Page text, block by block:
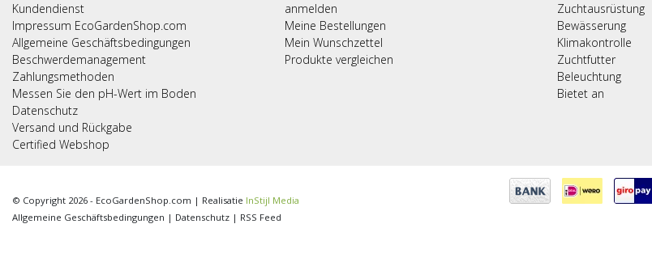
Kundendienst
Impressum EcoGardenShop.com
Allgemeine Geschäftsbedingungen
Beschwerdemanagement
Zahlungsmethoden
Messen Sie den pH-Wert im Boden
Datenschutz
Versand und Rückgabe
Certified Webshop
anmelden
Meine Bestellungen
Mein Wunschzettel
Produkte vergleichen
Zuchtausrüstung
Bewässerung
Klimakontrolle
Zuchtfutter
Beleuchtung
Bietet an
© Copyright 2026 - EcoGardenShop.com | Realisatie InStijl Media
Allgemeine Geschäftsbedingungen | Datenschutz | RSS Feed